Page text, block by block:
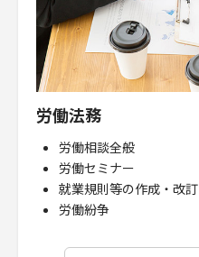
労働法務
労働相談全般
労働セミナー
就業規則等の作成・改訂
労働紛争